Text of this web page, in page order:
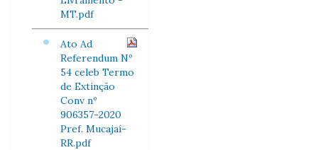
MT.pdf
Ato Ad
Referendum Nº
54 celeb Termo
de Extinção
Conv nº
906357-2020
Pref. Mucajaí-
RR.pdf